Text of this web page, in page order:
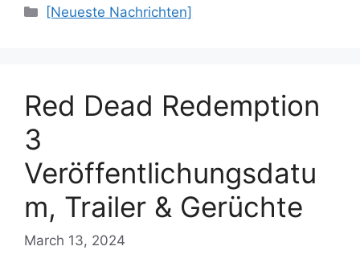
Categories
[Neueste Nachrichten]
Red Dead Redemption
3
Veröffentlichungsdatu
m, Trailer & Gerüchte
March 13, 2024